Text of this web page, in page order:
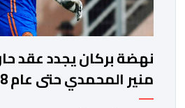
نهضة بركان يجدد عقد
منير المحمدي حتى عام 2028